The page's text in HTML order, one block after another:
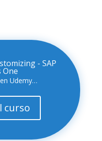
- SAP
One
Udemy…
curso